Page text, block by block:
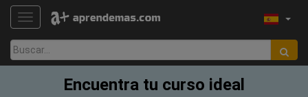
TOGGLE NAVIGATION
Buscar:
Encuentra tu curso ideal